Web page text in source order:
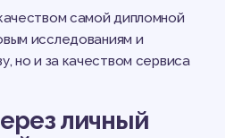
самой дипломной
исследованиям и
но и за качеством сервиса
личный